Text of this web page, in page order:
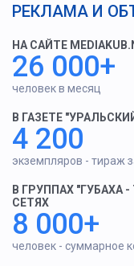
РЕКЛАМА И
НА САЙТЕ
26 000+
человек в месяц
В ГАЗЕТЕ
4 200
экземпляров - тираж
В ГРУППАХ "ГУБАХА
СЕТЯХ
8 000+
человек - суммарное